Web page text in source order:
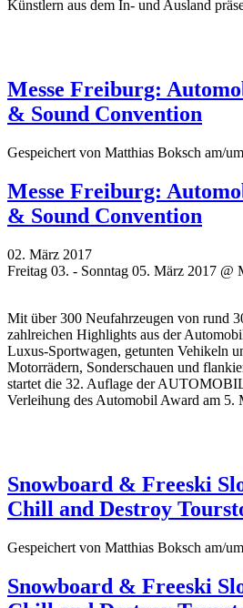
Künstlern aus dem In- und Ausland
Messe Freiburg:
& Sound Convention
Gespeichert von Matthias Boksch am/
Messe Freiburg:
& Sound Convention
02. März 2017
Freitag 03. - Sonntag 05. März 2017 @
Mit über 300 Neufahrzeugen von rund
zahlreichen Highlights aus der
Luxus-Sportwagen, getunten Vehikeln
Motorrädern, Sonderschauen und
startet die 32. Auflage der
Verleihung des Automobil Award am 5.
Snowboard & Freeski
Chill and Destroy
Gespeichert von Matthias Boksch am/
Snowboard & Freeski